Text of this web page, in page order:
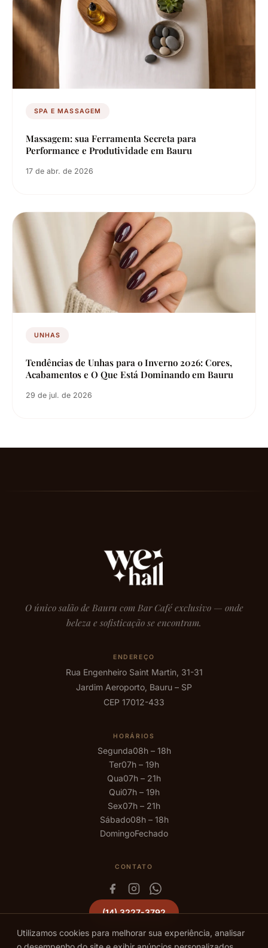
SPA E MASSAGEM
Massagem: sua Ferramenta Secreta para
Performance e Produtividade em Bauru
17 de abr. de 2026
UNHAS
Tendências de Unhas para o Inverno 2026: Cores,
Acabamentos e O Que Está Dominando em Bauru
29 de jul. de 2026
O único salão de Bauru com Bar Café exclusivo — onde
beleza e sofisticação se encontram.
ENDEREÇO
Rua Engenheiro Saint Martin, 31-31
Jardim Aeroporto, Bauru – SP
CEP 17012-433
HORÁRIOS
Segunda08h – 18h
Ter07h – 19h
Qua07h – 21h
Qui07h – 19h
Sex07h – 21h
Sábado08h – 18h
DomingoFechado
CONTATO
(14) 3227-3792
Utilizamos cookies para melhorar sua experiência, analisar